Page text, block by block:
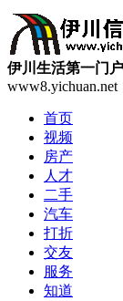
伊川生活第一门户
www8.yichuan.net
首页
视频
房产
人才
二手
汽车
打折
交友
服务
知道